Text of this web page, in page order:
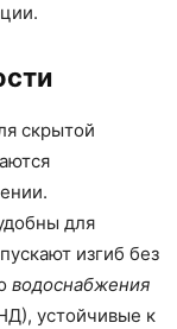
скрытой
для
изгиб без
водоснабжения
устойчивые к